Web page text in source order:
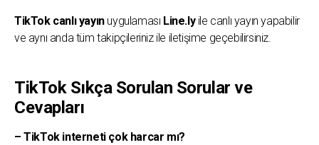
TikTok canlı yayınuygulaması Line.lyile canlı yayın yapabilir
ve aynı anda tüm takipçileriniz ile iletişime geçebilirsiniz.
TikTok Sıkça Sorulan Sorular ve
Cevapları
– TikTok interneti çok harcar mı?